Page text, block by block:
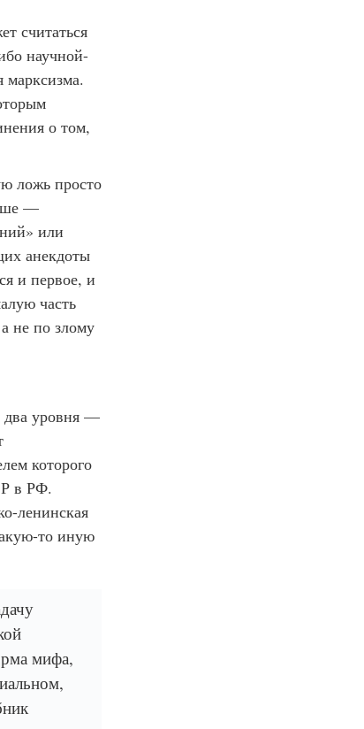
считаться
научной-
о том,
ложь просто
—
или
анекдоты
и первое, и
часть
не по злому
два уровня —
которого
в РФ.
ленинская
то иную
мифа,